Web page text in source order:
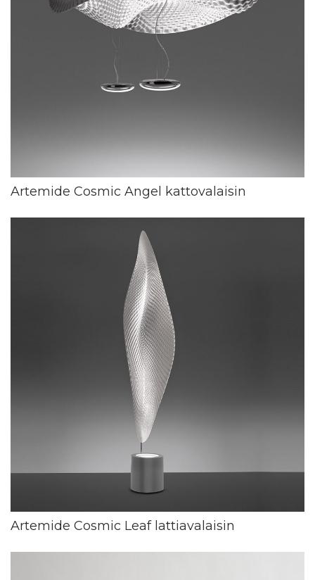
Artemide Cosmic Angel kattovalaisin
Artemide Cosmic Leaf lattiavalaisin